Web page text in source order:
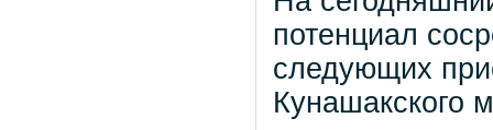
потенциал
следующих
Кунашакского